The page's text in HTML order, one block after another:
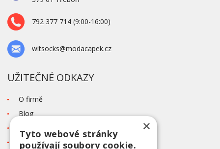
792 377 714 (9:00-16:00)
witsocks@modacapek.cz
UŽITEČNÉ ODKAZY
O firmě
Blog
Tabulka velikostí
×
Tyto webové stránky
používají soubory cookie.